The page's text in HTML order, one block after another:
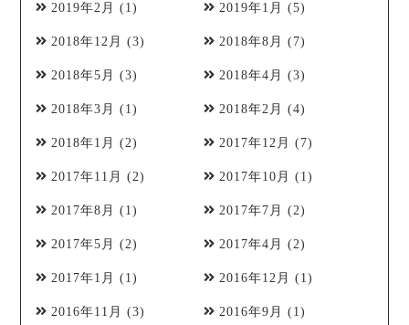
2019年2月 (1) 2019年1月 (5)
2018年12月 (3) 2018年8月 (7)
2018年5月 (3) 2018年4月 (3)
2018年3月 (1) 2018年2月 (4)
2018年1月 (2) 2017年12月 (7)
2017年11月 (2) 2017年10月 (1)
2017年8月 (1) 2017年7月 (2)
2017年5月 (2) 2017年4月 (2)
2017年1月 (1) 2016年12月 (1)
2016年11月 (3) 2016年9月 (1)